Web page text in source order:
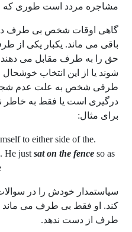
مشاجره مردد است طوری که
گاهی اوقات شخص بی طرف
باقی می ماند. یکبار یکی از
حق را به طرف مقابل می دهند
شوند یا از این انتخاب
طرفی شخص به علت عدم
درگیری است یا فقط به خاطر
برای مثال:
to either side of the
He just sat on the fenceso as
سیاستمدار خودش را در
کند. او فقط بی طرف می ماند
طرف از دست ندهد.